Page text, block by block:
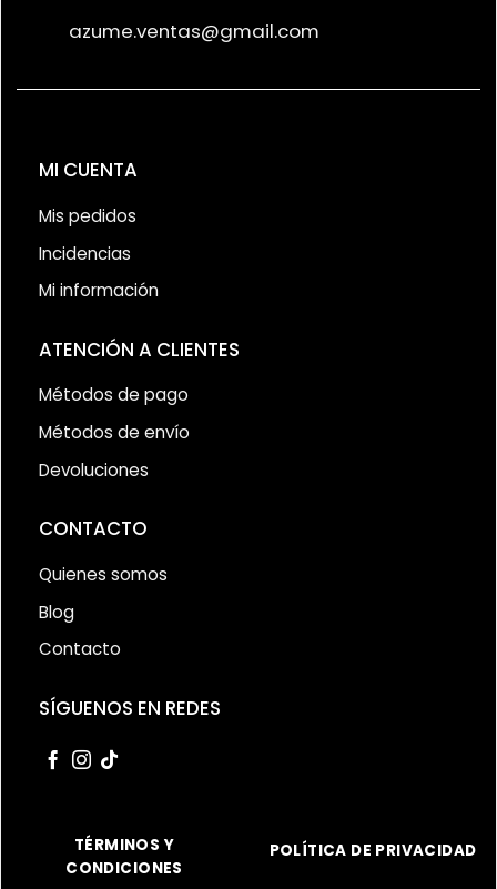
azume.ventas@gmail.com
MI CUENTA
Mis pedidos
Incidencias
Mi información
ATENCIÓN A CLIENTES
Métodos de pago
Métodos de envío
Devoluciones
CONTACTO
Quienes somos
Blog
Contacto
SÍGUENOS EN REDES
TÉRMINOS Y
CONDICIONES
POLÍTICA DE PRIVACIDAD